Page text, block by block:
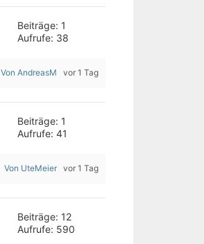
Beiträge: 1
Aufrufe: 38
Von AndreasM vor 1 Tag
Beiträge: 1
Aufrufe: 41
Von UteMeier vor 1 Tag
Beiträge: 12
Aufrufe: 590